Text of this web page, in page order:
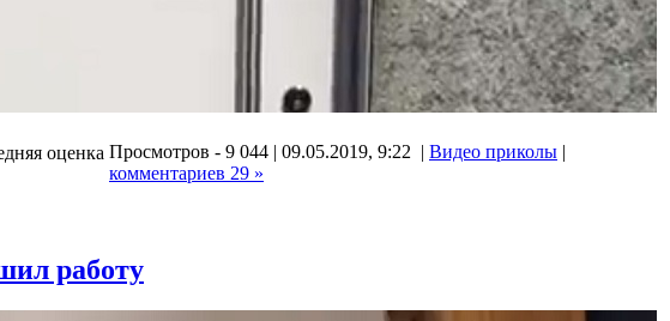
оценка Просмотров - 9 044 | 09.05.2019, 9:22 | Видео приколы |
комментариев 29 »
работу